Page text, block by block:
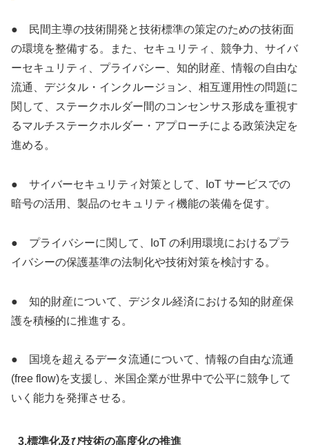
● 民間主導の技術開発と技術標準の策定のための技術面
の環境を整備する。また、セキュリティ、競争力、サイバ
ーセキュリティ、プライバシー、知的財産、情報の自由な
流通、デジタル・インクルージョン、相互運用性の問題に
関して、ステークホルダー間のコンセンサス形成を重視す
るマルチステークホルダー・アプローチによる政策決定を
進める。
● サイバーセキュリティ対策として、IoT サービスでの
暗号の活用、製品のセキュリティ機能の装備を促す。
● プライバシーに関して、IoT の利用環境におけるプラ
イバシーの保護基準の法制化や技術対策を検討する。
● 知的財産について、デジタル経済における知的財産保
護を積極的に推進する。
● 国境を超えるデータ流通について、情報の自由な流通
(free flow)を支援し、米国企業が世界中で公平に競争して
いく能力を発揮させる。
3.標準化及び技術の高度化の推進